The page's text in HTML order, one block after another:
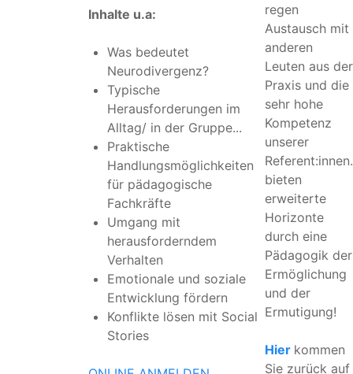
Inhalte u.a:
Was bedeutet
Neurodivergenz?
Typische
Herausforderungen im
Alltag/ in der Gruppe...
Praktische
Handlungsmöglichkeiten
für pädagogische
Fachkräfte
Umgang mit
herausforderndem
Verhalten
Emotionale und soziale
Entwicklung fördern
Konflikte lösen mit Social
Stories
regen
Austausch mit
anderen
Leuten aus der
Praxis und die
sehr hohe
Kompetenz
unserer
bieten
erweiterte
Horizonte
durch eine
Pädagogik der
Ermöglichung
und der
Ermutigung!
Hier kommen
Sie zurück auf